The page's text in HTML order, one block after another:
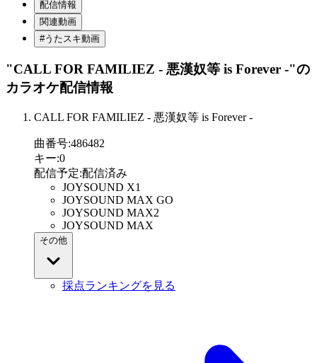
配信情報
関連動画
#うたスキ動画
"CALL FOR FAMILIEZ - 悪漢奴等 is Forever -"の
カラオケ配信情報
CALL FOR FAMILIEZ - 悪漢奴等 is Forever -
曲番号:486482
キー:0
配信予定:配信済み
JOYSOUND X1
JOYSOUND MAX GO
JOYSOUND MAX2
JOYSOUND MAX
その他
採点ランキングを見る